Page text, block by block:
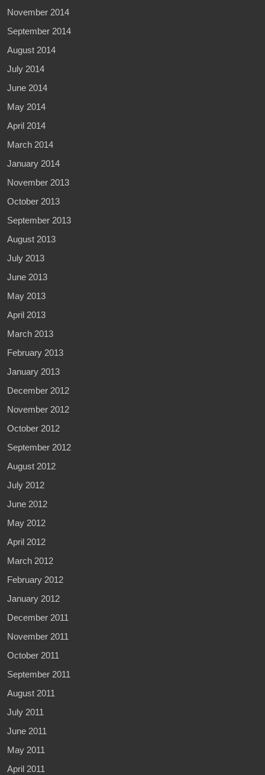
November 2014
September 2014
August 2014
July 2014
June 2014
May 2014
April 2014
March 2014
January 2014
November 2013
October 2013
September 2013
August 2013
July 2013
June 2013
May 2013
April 2013
March 2013
February 2013
January 2013
December 2012
November 2012
October 2012
September 2012
August 2012
July 2012
June 2012
May 2012
April 2012
March 2012
February 2012
January 2012
December 2011
November 2011
October 2011
September 2011
August 2011
July 2011
June 2011
May 2011
April 2011